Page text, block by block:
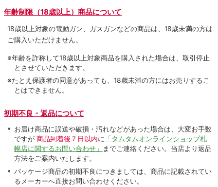
年齢制限（18歳以上）商品について
18歳以上対象の電動ガン、ガスガンなどの商品は、18歳未満の方は
ご購入いただけません。
※年齢を詐称して18歳以上対象商品を購入された場合は、取引停止
とさせていただきます。
※たとえ保護者の同意があっても、18歳未満の方にはお売りするこ
とはできません。
初期不良・返品について
お届け商品に誤送や破損・汚れなどがあった場合は、大変お手数
ですが 商品到着後７日以内に 「タムタムオンラインショップ札
幌店に関するお問い合わせ」
までご連絡ください。当店より返品
方法をご案内いたします。
パッケージ商品の初期不良につきましては、商品に記載されてい
るメーカーへ直接お問い合わせください。